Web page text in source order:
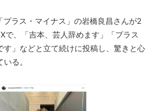
ラス・マイナス」の岩橋良昌さんが2
で、「吉本、芸人辞めます」「プラス
す」などと立て続けに投稿し、驚きと心
る。